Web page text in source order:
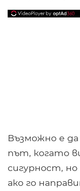
Възможно е
път, когато
сигурност,
ако го